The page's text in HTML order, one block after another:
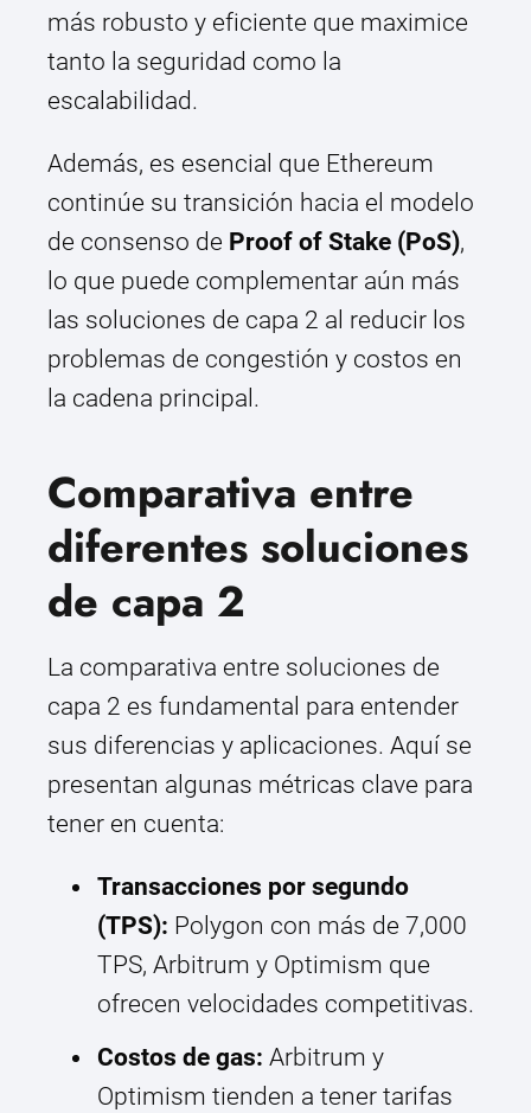
más robusto y eficiente que maximice
tanto la seguridad como la
escalabilidad.
Además, es esencial que Ethereum
continúe su transición hacia el modelo
de consenso de Proof of Stake (PoS),
lo que puede complementar aún más
las soluciones de capa 2 al reducir los
problemas de congestión y costos en
la cadena principal.
Comparativa entre
diferentes soluciones
de capa 2
La comparativa entre soluciones de
capa 2 es fundamental para entender
sus diferencias y aplicaciones. Aquí se
presentan algunas métricas clave para
tener en cuenta:
Transacciones por segundo
(TPS): Polygon con más de 7,000
TPS, Arbitrum y Optimism que
ofrecen velocidades competitivas.
Costos de gas: Arbitrum y
Optimism tienden a tener tarifas